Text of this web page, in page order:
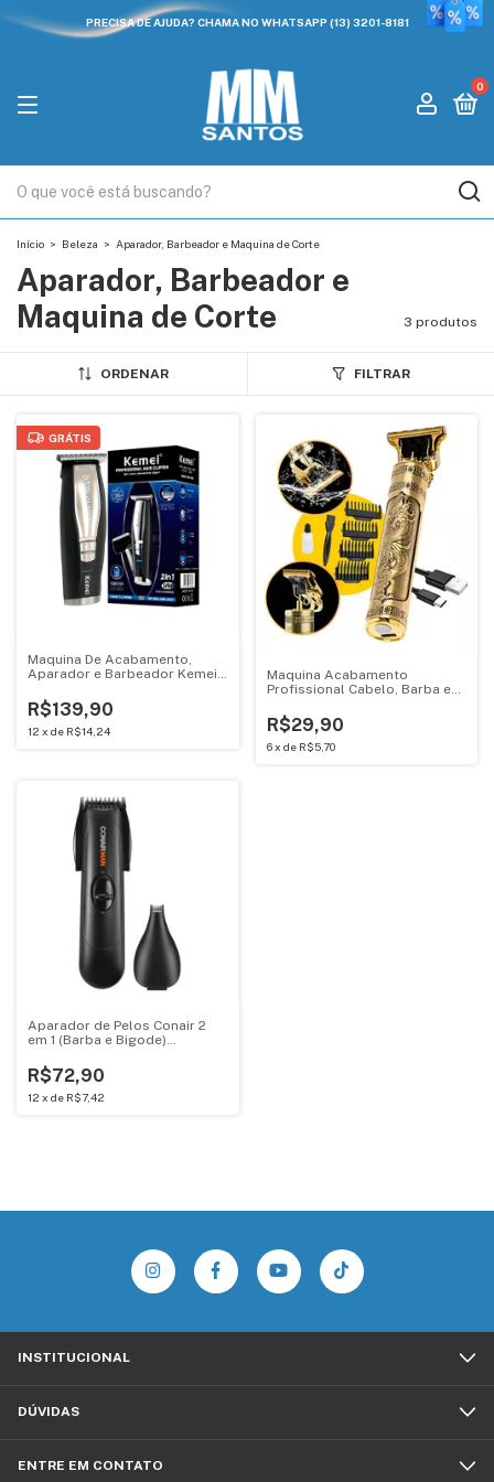
PRECISA DE AJUDA? CHAMA NO WHATSAPP (13) 3201-8181
0
Início > Beleza > Aparador, Barbeador e Maquina de Corte
Aparador, Barbeador e
Maquina de Corte
3 produtos
ORDENAR FILTRAR
GRÁTIS
Maquina De Acabamento,
Aparador e Barbeador Kemei
R$139,90
12 x de R$14,24
Maquina Acabamento
Profissional Cabelo, Barba e
Suit Dourada
R$29,90
6 x de R$5,70
Aparador de Pelos Conair 2
em 1 (Barba e Bigode)
R$72,90
12 x de R$7,42
INSTITUCIONAL
DÚVIDAS
ENTRE EM CONTATO